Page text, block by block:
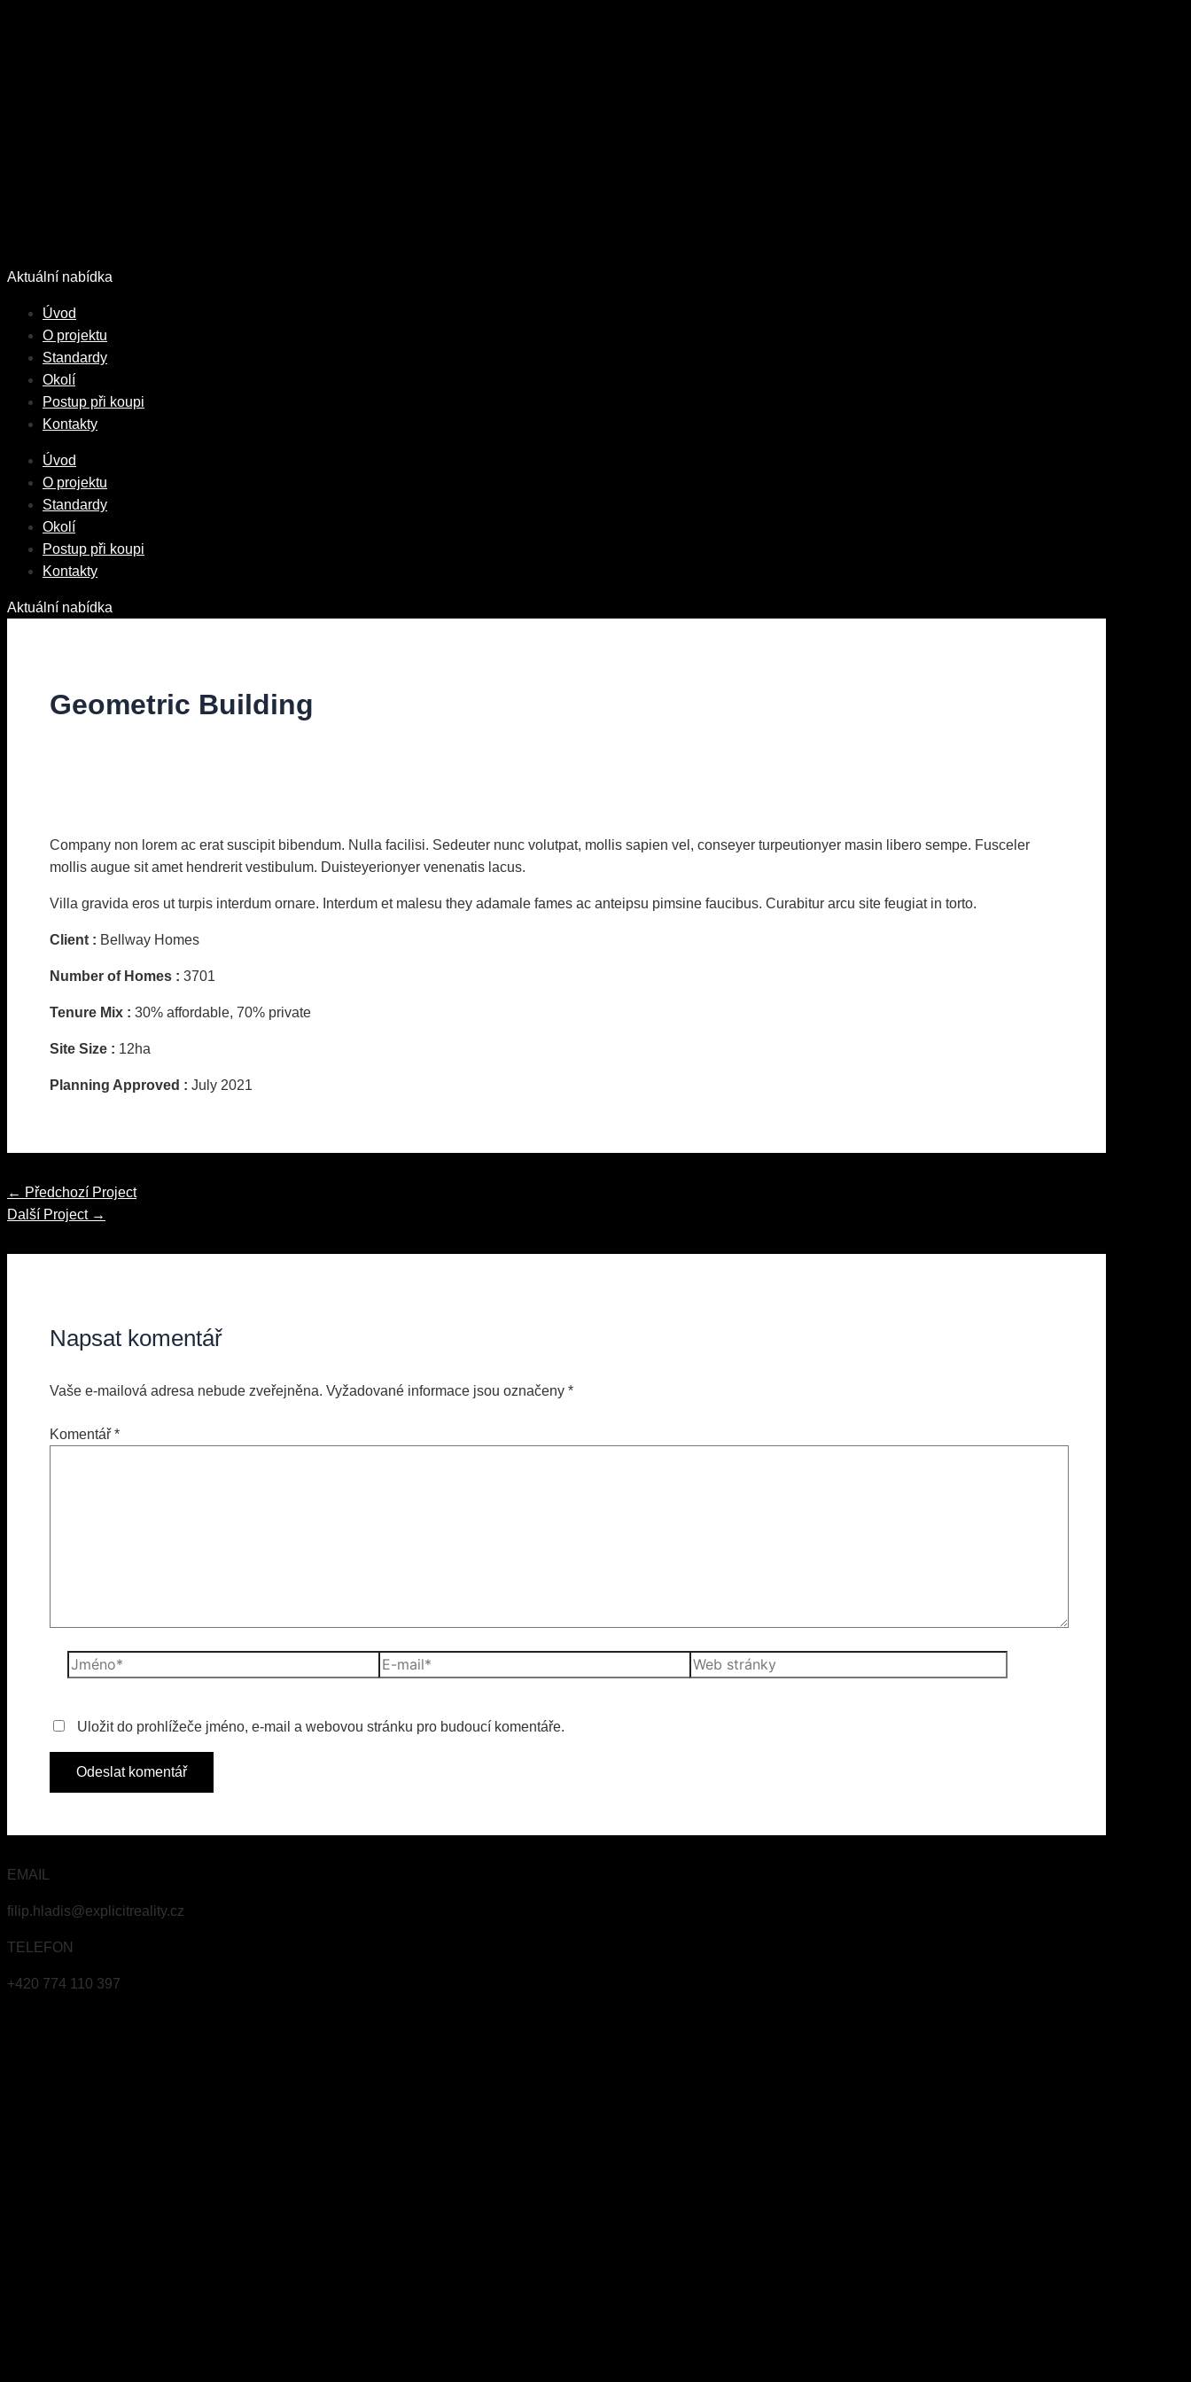
Aktuální nabídka
Úvod
O projektu
Standardy
Okolí
Postup při koupi
Kontakty
Úvod
O projektu
Standardy
Okolí
Postup při koupi
Kontakty
Aktuální nabídka
Geometric Building
Company non lorem ac erat suscipit bibendum. Nulla facilisi. Sedeuter nunc volutpat, mollis sapien vel, conseyer turpeutionyer masin libero sempe. Fusceler
mollis augue sit amet hendrerit vestibulum. Duisteyerionyer venenatis lacus.
Villa gravida eros ut turpis interdum ornare. Interdum et malesu they adamale fames ac anteipsu pimsine faucibus. Curabitur arcu site feugiat in torto.
Client : Bellway Homes
Number of Homes : 3701
Tenure Mix : 30% affordable, 70% private
Site Size : 12ha
Planning Approved : July 2021
Navigace
pro
← Předchozí Project
Další Project →
Napsat komentář
Vaše e-mailová adresa nebude zveřejněna. Vyžadované informace jsou označeny *
Komentář *
Jméno*
E-
mail*
Web
stránky
Uložit do prohlížeče jméno, e-mail a webovou stránku pro budoucí komentáře.
EMAIL
filip.hladis@explicitreality.cz
TELEFON
+420 774 110 397